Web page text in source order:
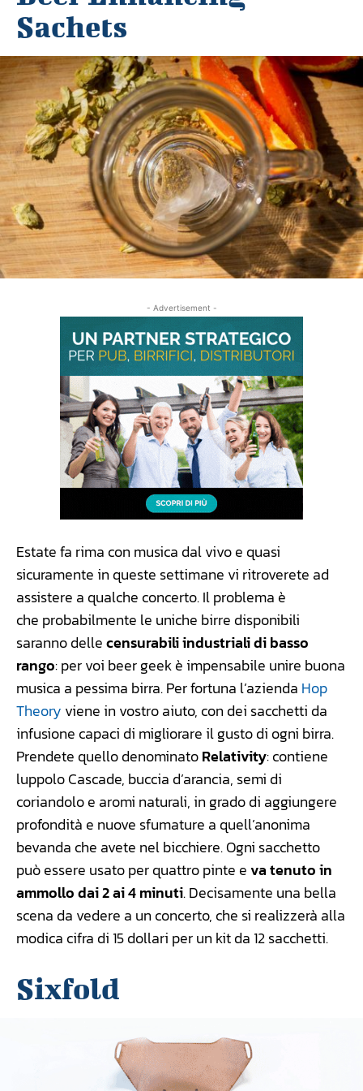
Sachets
- Advertisement -
Estate fa rima con musica dal vivo e quasi
sicuramente in queste settimane vi ritroverete ad
assistere a qualche concerto. Il problema è
che probabilmente le uniche birre disponibili
saranno dellecensurabili industriali di basso
rango: per voi beer geek è impensabile unire buona
musica a pessima birra. Per fortuna l’azienda Hop
Theory viene in vostro aiuto, con dei sacchetti da
infusione capaci di migliorare il gusto di ogni birra.
Prendete quello denominatoRelativity: contiene
luppolo Cascade, buccia d’arancia, semi di
coriandolo e aromi naturali, in grado di aggiungere
profondità e nuove sfumature a quell’anonima
bevanda che avete nel bicchiere. Ogni sacchetto
può essere usato per quattro pinte eva tenuto in
ammollo dai 2 ai 4 minuti. Decisamente una bella
scena da vedere a un concerto, che si realizzerà alla
modica cifra di 15 dollari per un kit da 12 sacchetti.
Sixfold